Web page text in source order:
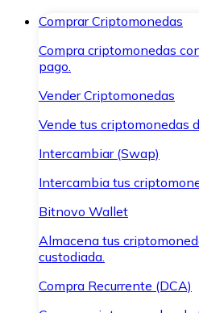
Comprar Criptomonedas
Compra criptomonedas
pago.
Vender Criptomonedas
Vende tus criptomonedas
Intercambiar (Swap)
Intercambia tus
Bitnovo Wallet
Almacena tus
custodiada.
Compra Recurrente (DCA)